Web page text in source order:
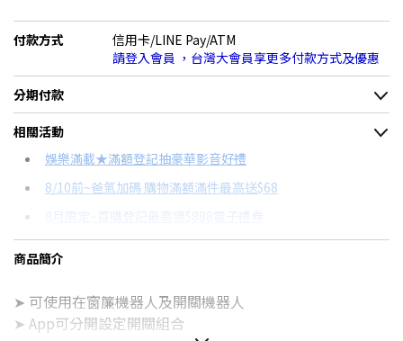
付款方式
信用卡/LINE Pay/ATM
請登入會員 ，台灣大會員享更多付款方式及優惠
分期付款
＊實際可分期數、適用利率，請以購物車顯示為主
信用卡分期
分期數
24期
每期金額
$27
配合銀行/業者
相關活動
娛樂滿載★滿額登記抽豪華影音好禮
8/10前~爸氣加碼 購物滿額滿件最高送$68
8月限定~首購登記最高領$888電子禮券
8/15前~指定購物滿額最高回饋25%
電視降到底破盤
智慧家電功能有哪些？→點我看達人教你買
商品簡介
➤ 可使用在窗簾機器人及開關機器人
➤ App可分開設定開關組合